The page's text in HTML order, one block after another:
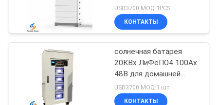
САЙТА
PRIVACYионно-литиевые
полимерные
батареи
62
153.6V 409.6V для дома
USD3700 MOQ:1PCS
КОНТАКТЫ
солнечная батарея
20КВх ЛиФеПО4 100Ах
48В для домашней
жилой системы
накопления энергии
USD3700 MOQ:1 шт
КОНТАКТЫ